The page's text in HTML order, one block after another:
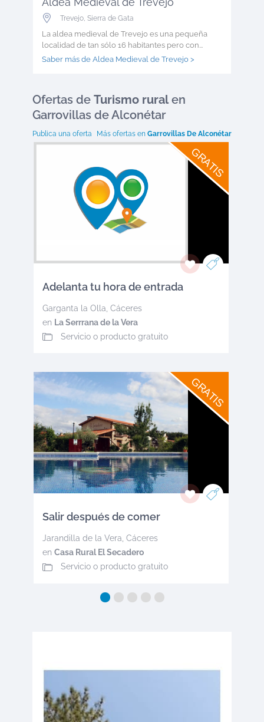
Trevejo Sierra de Gata
La aldea medieval de Trevejo es una pequeña
localidad de tan sólo 16 habitantes pero con...
Saber más de Aldea Medieval de Trevejo >
Ofertas de Turismo ruralen
Garrovillas de Alconétar
Publica una oferta Más ofertas en Garrovillas De Alconétar
GRATIS
Adelanta tu hora de entrada
Garganta la Olla Cáceres
en La Serrrana de la Vera
Servicio o producto gratuito
GRATIS
Salir después de comer
Jarandilla de la Vera, Cáceres
en Casa Rural El Secadero
Servicio o producto gratuito